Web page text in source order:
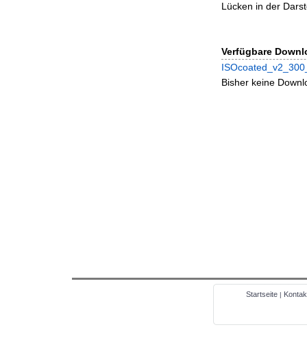
Lücken in der
Verfügbare
Bisher keine
Startseite|